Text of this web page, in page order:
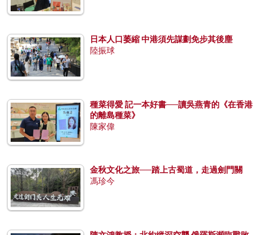
日本人口萎縮 中港須先謀劃免步其後塵
陸振球
種菜得愛 記一本好書──讀吳燕青的《在香港
的離島種菜》
陳家偉
金秋文化之旅──踏上古蜀道，走過劍門關
馮珍今